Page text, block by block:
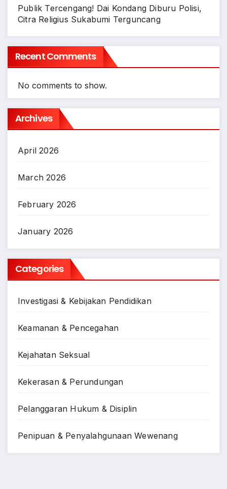
Publik Tercengang! Dai Kondang Diburu Polisi,
Citra Religius Sukabumi Terguncang
Recent Comments
No comments to show.
Archives
April 2026
March 2026
February 2026
January 2026
Categories
Investigasi & Kebijakan Pendidikan
Keamanan & Pencegahan
Kejahatan Seksual
Kekerasan & Perundungan
Pelanggaran Hukum & Disiplin
Penipuan & Penyalahgunaan Wewenang